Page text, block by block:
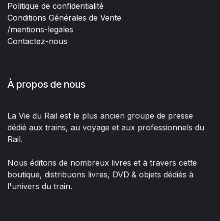
Politique de confidentialité
Conditions Générales de Vente
/mentions-legales
Contactez-nous
À propos de nous
La Vie du Rail est le plus ancien groupe de presse
dédié aux trains, au voyage et aux professionnels du
Rail.
Nous éditons de nombreux livres et à travers cette
boutique, distribuons livres, DVD & objets dédiés à
l'univers du train.